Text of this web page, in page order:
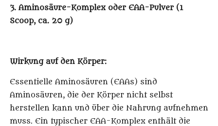
3. Aminosäure-Komplex oder EAA-Pulver (1
Scoop, ca. 20 g)
Wirkung auf den Körper:
Essentielle Aminosäuren (EAAs) sind
Aminosäuren, die der Körper nicht selbst
herstellen kann und über die Nahrung aufnehmen
muss. Ein typischer EAA-Komplex enthält die